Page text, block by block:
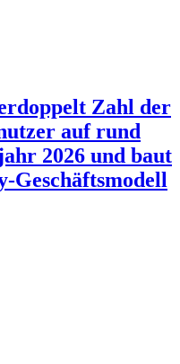
Zahl der
auf rund
2026 und baut
Geschäftsmodell